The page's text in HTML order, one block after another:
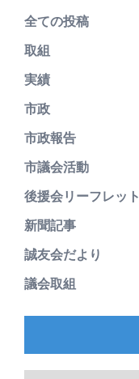
全ての投稿
取組
実績
市政
市政報告
市議会活動
後援会リーフレット
新聞記事
誠友会だより
議会取組